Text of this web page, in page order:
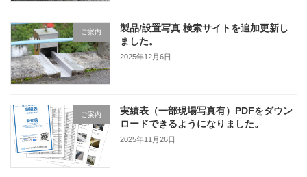
ご案内
製品/設置写真 検索サイトを追加更新し
ました。
2025年12月6日
ご案内
実績表（一部現場写真有）PDFをダウン
ロードできるようになりました。
2025年11月26日